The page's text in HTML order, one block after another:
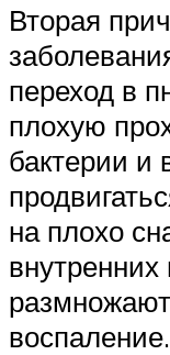
Вторая
переход в
плохую
бактерии и
на плохо
внутренних
воспаление.